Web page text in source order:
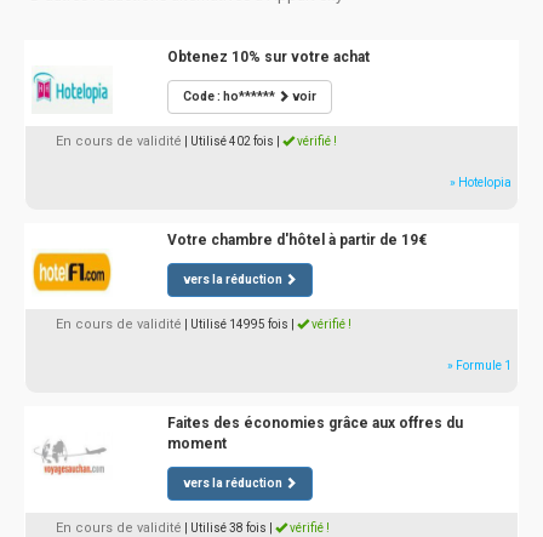
Obtenez 10% sur votre achat
Code : ho****** voir
En cours de validité | Utilisé 402 fois vérifié !
» Hotelopia
Votre chambre d'hôtel à partir de 19€
vers la réduction
En cours de validité | Utilisé 14995 fois vérifié !
» Formule 1
Faites des économies grâce aux offres du
moment
vers la réduction
En cours de validité | Utilisé 38 fois vérifié !